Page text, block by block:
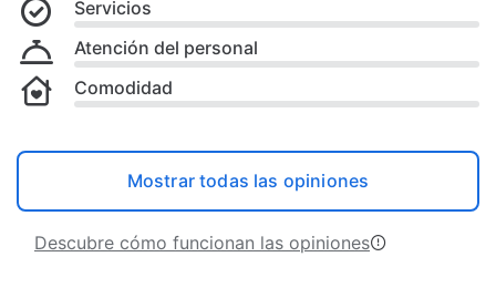
Servicios
Atención del personal
Comodidad
Mostrar todas las opiniones
Descubre cómo funcionan las opiniones